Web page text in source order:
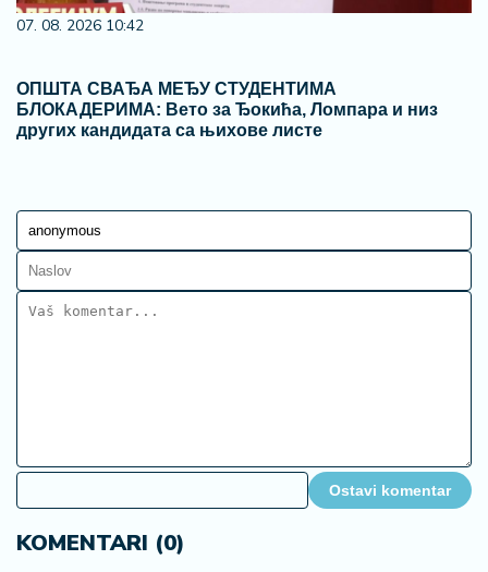
07. 08. 2026 10:42
ОПШТА СВАЂА МЕЂУ СТУДЕНТИМА
БЛОКАДЕРИМА: Вето за Ђокића, Ломпара и низ
других кандидата са њихове листе
Ostavi komentar
KOMENTARI (0)